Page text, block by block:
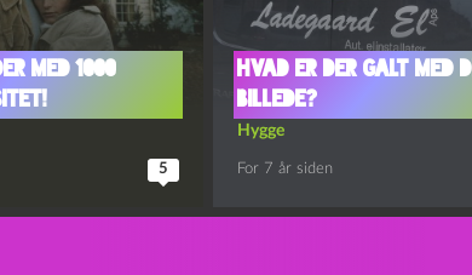
med 1000
5
Hvad er der galt med
billede?
Hygge
For 7 år siden